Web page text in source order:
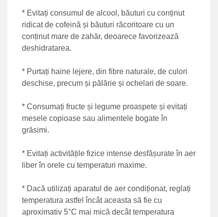
* Evitați consumul de alcool, băuturi cu conținut
ridicat de cofeină și băuturi răcoritoare cu un
conținut mare de zahăr, deoarece favorizează
deshidratarea.
* Purtați haine lejere, din fibre naturale, de culori
deschise, precum și pălărie și ochelari de soare.
* Consumați fructe și legume proaspete și evitați
mesele copioase sau alimentele bogate în
grăsimi.
* Evitați activitățile fizice intense desfășurate în aer
liber în orele cu temperaturi maxime.
* Dacă utilizați aparatul de aer condiționat, reglați
temperatura astfel încât aceasta să fie cu
aproximativ 5°C mai mică decât temperatura